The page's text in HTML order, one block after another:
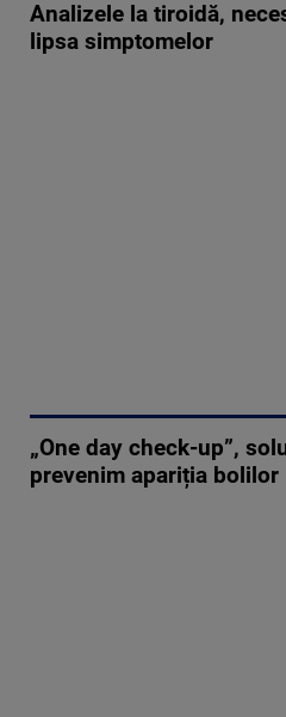
Analizele la tiroidă,
lipsa simptomelor
„One day check-up”,
prevenim apariția bolilor